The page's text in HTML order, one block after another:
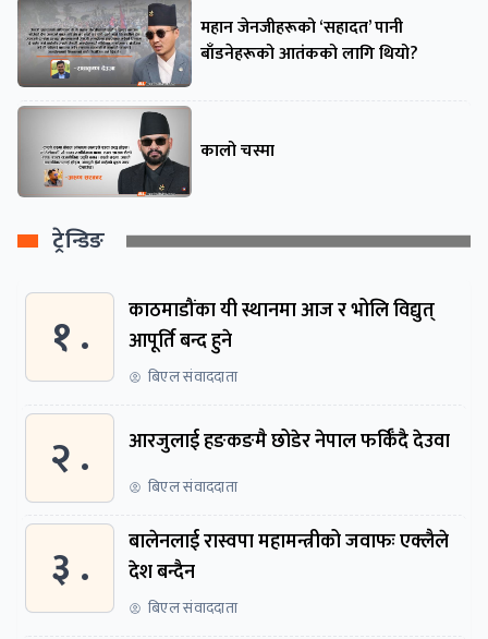
महान जेनजीहरूको ‘सहादत’ पानी
बाँडनेहरूको आतंकको लागि थियो?
कालो चस्मा
ट्रेन्डिङ
१ .
काठमाडौंका यी स्थानमा आज र भोलि विद्युत्
आपूर्ति बन्द हुने
बिएल संवाददाता
२ . आरजुलाई हङकङमै छोडेर नेपाल फर्किँदै देउवा
बिएल संवाददाता
३ .
बालेनलाई रास्वपा महामन्त्रीको जवाफः एक्लैले
देश बन्दैन
बिएल संवाददाता